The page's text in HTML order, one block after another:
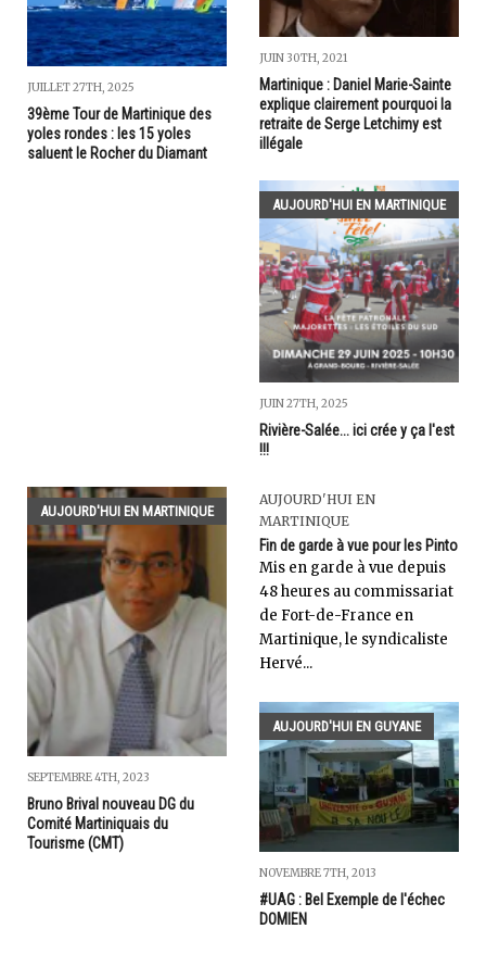
JUILLET 27TH, 2025
39ème Tour de Martinique des
yoles rondes : les 15 yoles
saluent le Rocher du Diamant
JUIN 30TH, 2021
Martinique : Daniel Marie-Sainte
explique clairement pourquoi la
retraite de Serge Letchimy est
illégale
AUJOURD'HUI EN MARTINIQUE
JUIN 27TH, 2025
Rivière-Salée... ici crée y ça l'est
!!!
AUJOURD'HUI EN MARTINIQUE
SEPTEMBRE 4TH, 2023
Bruno Brival nouveau DG du
Comité Martiniquais du
Tourisme (CMT)
AUJOURD'HUI EN
MARTINIQUE
Fin de garde à vue pour les Pinto
Mis en garde à vue depuis
48 heures au commissariat
de Fort-de-France en
Martinique, le syndicaliste
Hervé...
AUJOURD'HUI EN GUYANE
NOVEMBRE 7TH, 2013
#UAG : Bel Exemple de l'échec
DOMIEN